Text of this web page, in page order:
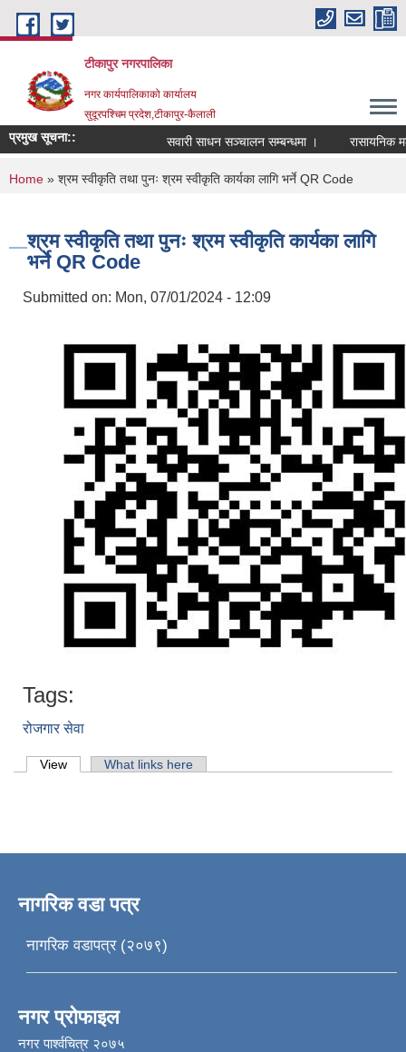
Skip to main content
टीकापुर नगरपालिका
नगर कार्यपालिकाको कार्यालय
सुदूरपश्चिम प्रदेश,टीकापुर-कैलाली
प्रमुख सूचना:: सवारी साधन सञ्चालन सम्बन्धमा । रासायनिक
You are here
Home » श्रम स्वीकृति तथा पुनः श्रम स्वीकृति कार्यका लागि भर्ने QR Code
श्रम स्वीकृति तथा पुनः श्रम स्वीकृति कार्यका लागि
भर्ने QR Code
Submitted on: Mon, 07/01/2024 - 12:09
Tags:
रोजगार सेवा
Primary tabs
View (active tab)What links here
नागरिक वडा पत्र
नागरिक वडापत्र (२०७९)
नगर प्रोफाइल
नगर पार्श्वचित्र २०७५